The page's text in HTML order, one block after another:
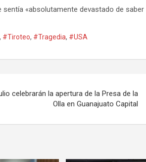
sentía «absolutamente devastado de saber
, #Tiroteo, #Tragedia, #USA
celebrarán la apertura de la Presa de la
Olla en Guanajuato Capital